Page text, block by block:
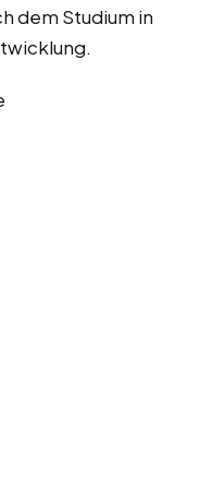
dem Studium in